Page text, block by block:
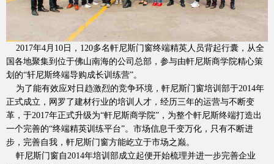
品质服务
2017年4月10日，120多名軒尼斯门窗终端精英人员背起行囊，从全
国各地聚集到位于佛山南海的公司总部，参与由軒尼斯商学院精心策
划的“轩尼斯终端导购成长训练营”。
为了能有效应对日趋激烈的竞争环境，軒尼斯门窗培训部于2014年
正式成立，网罗了建材行业的培训人才，经历三年的运营与不断变
革，于2017年正式升级为“軒尼斯商学院”，为整个軒尼斯终端打造出
一个完善的“终端精英训练平台”。市场信息千变万化，只有不断进
步，完善自我，軒尼斯门窗方能屹立于市场之巅。
軒尼斯门窗自2014年培训部成立起便开始梳理并进一步完善企业